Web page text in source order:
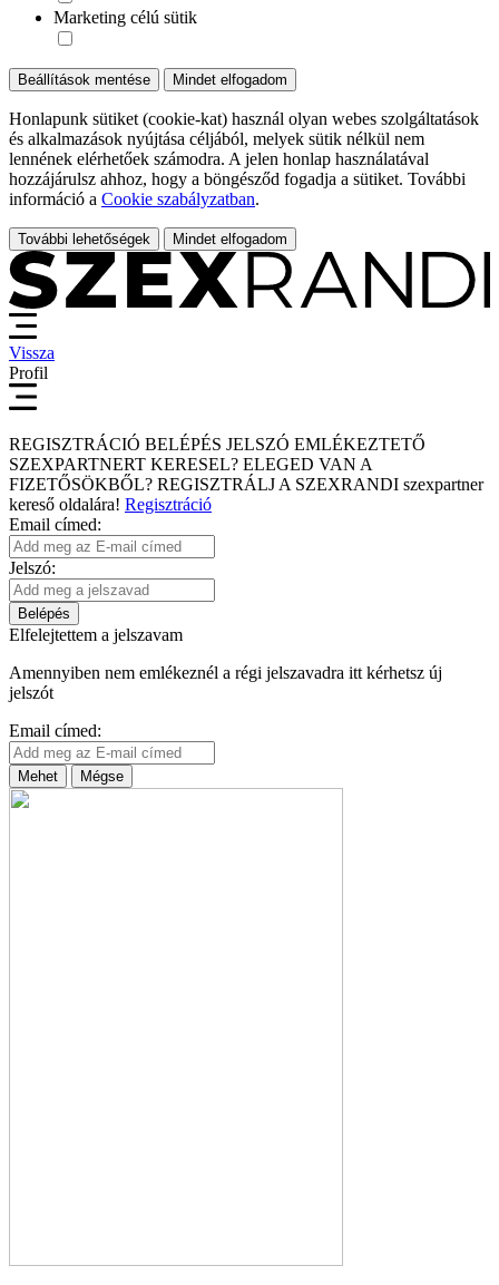
Marketing célú sütik
Beállítások mentése Mindet elfogadom
Honlapunk sütiket (cookie-kat) használ olyan webes szolgáltatások
és alkalmazások nyújtása céljából, melyek sütik nélkül nem
lennének elérhetőek számodra. A jelen honlap használatával
hozzájárulsz ahhoz, hogy a böngésződ fogadja a sütiket. További
információ a Cookie szabályzatban.
További lehetőségek Mindet elfogadom
Vissza
Profil
REGISZTRÁCIÓ BELÉPÉS JELSZÓ EMLÉKEZTETŐ
SZEXPARTNERT KERESEL? ELEGED VAN A
FIZETŐSÖKBŐL? REGISZTRÁLJ A SZEXRANDI szexpartner
kereső oldalára! Regisztráció
Email címed:
Jelszó:
Belépés
Elfelejtettem a jelszavam
Amennyiben nem emlékeznél a régi jelszavadra itt kérhetsz új
jelszót
Email címed:
Mehet Mégse